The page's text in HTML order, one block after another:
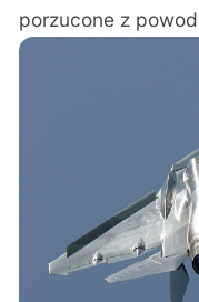
porzucone z